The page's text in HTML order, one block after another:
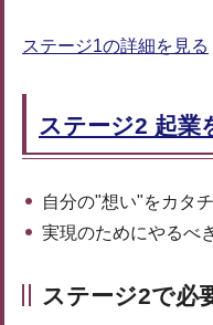
ステージ1の詳細を見る
ステージ2 起業
自分の"想い"をカタ
実現のためにやるべ
ステージ2で必